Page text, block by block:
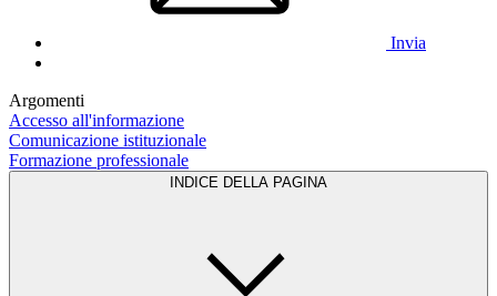
Invia
Argomenti
Accesso all'informazione
Comunicazione istituzionale
Formazione professionale
INDICE DELLA PAGINA